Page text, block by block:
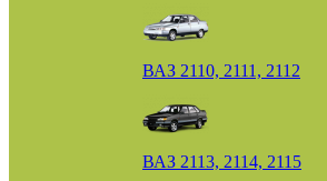
ВАЗ 2110, 2111, 2112
ВАЗ 2113, 2114, 2115